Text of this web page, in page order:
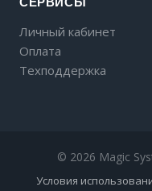
Личный кабинет
Оплата
Техподдержка
© 2026 Magic
Условия